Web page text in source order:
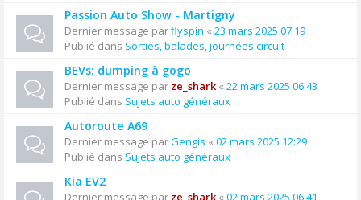
Passion Auto Show - Martigny
Dernier message parflyspin « 23 mars 2025 07:19
Publié dans Sorties, balades, journées circuit
BEVs: dumping à gogo
Dernier message par ze_shark« 22 mars 2025 06:43
Publié dans Sujets auto généraux
Autoroute A69
Dernier message parGengis « 02 mars 2025 12:29
Publié dans Sujets auto généraux
Kia EV2
Dernier message par ze_shark« 02 mars 2025 06:41